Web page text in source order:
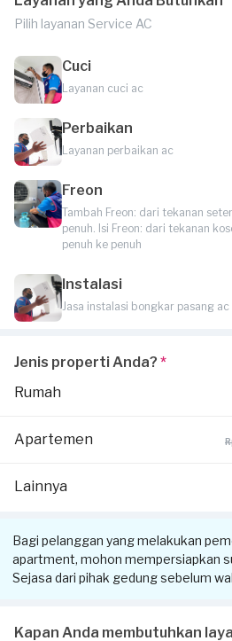
Pilih layanan Service AC
Cuci
Layanan cuci ac
Perbaikan
Layanan perbaikan ac
Freon
Tambah Freon: dari tekanan
penuh. Isi Freon: dari tekanan
penuh ke penuh
Instalasi
Jasa instalasi bongkar pasang ac
Jenis properti Anda? *
Rumah
Apartemen
Lainnya
Bagi pelanggan yang melakukan
apartment, mohon mempersiapkan
Sejasa dari pihak gedung sebelum
Kapan Anda membutuhkan